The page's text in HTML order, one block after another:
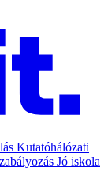
Kutatóhálózati
Jó iskola